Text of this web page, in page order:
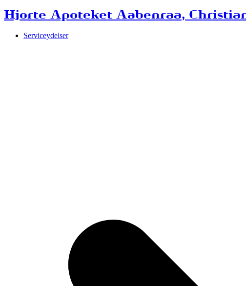
Hjorte Apoteket Aabenraa,
Serviceydelser